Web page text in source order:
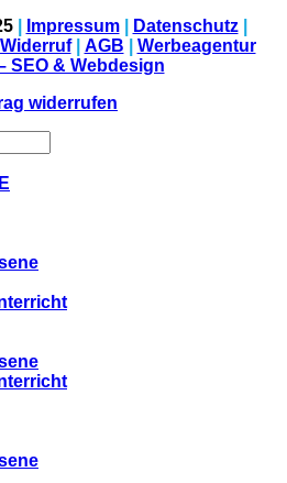
Impressum Datenschutz
Widerruf AGB
Werbeagentur
SEO & Webdesign
widerrufen